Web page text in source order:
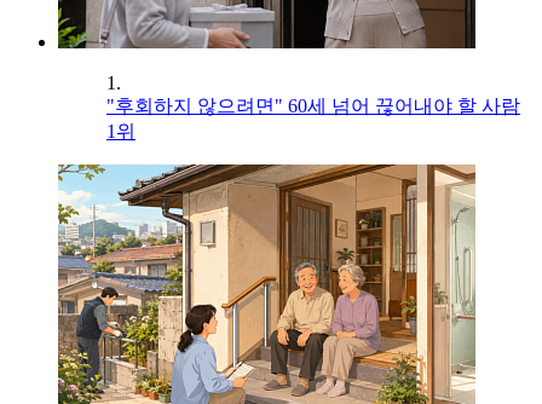
1.
"후회하지 않으려면" 60세 넘어 끊어내야 할 사람
1위